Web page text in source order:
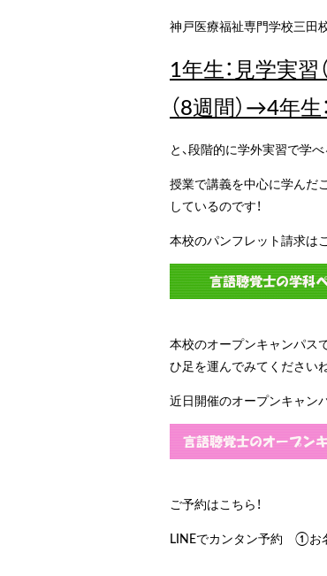
神戸医療福祉専門学校三田
1年生：見学実習
（8週間）→4年生
と、段階的に学外実習で学
授業で講義を中心に学んだ
しているのです！
本校のパンフレット請求はこ
本校のオープンキャンパス
ひ足を運んでみてください
近日開催のオープンキャン
ご予約はこちら！
LINEでカンタン予約 ①お